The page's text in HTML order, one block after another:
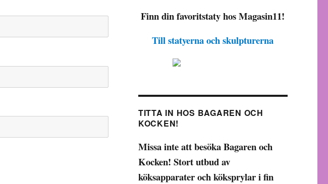
Finn din favoritstaty hos Magasin11!
Till statyerna och skulpturerna
TITTA IN HOS BAGAREN OCH
KOCKEN!
Missa inte att besöka Bagaren och
Kocken! Stort utbud av
köksapparater och köksprylar i fin